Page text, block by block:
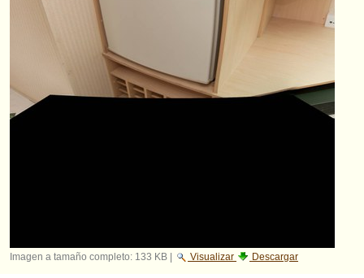
Imagen a tamaño completo: 133 KB Visualizar Descargar